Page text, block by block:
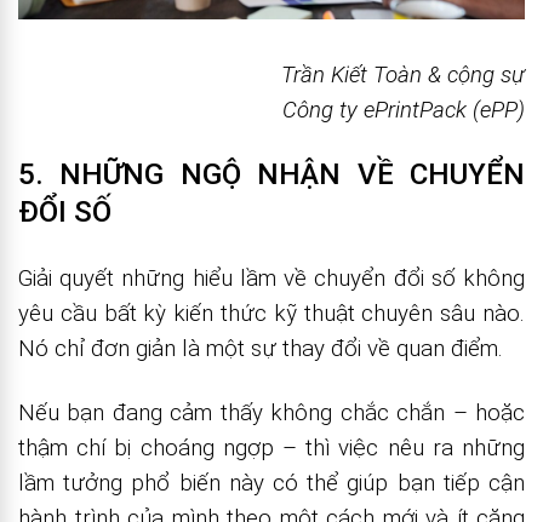
Trần Kiết Toàn & cộng sự
Công ty ePrintPack (ePP)
5. NHỮNG NGỘ NHẬN VỀ CHUYỂN
ĐỔI SỐ
Giải quyết những hiểu lầm về chuyển đổi số không
yêu cầu bất kỳ kiến thức kỹ thuật chuyên sâu nào.
Nó chỉ đơn giản là một sự thay đổi về quan điểm.
Nếu bạn đang cảm thấy không chắc chắn – hoặc
thậm chí bị choáng ngợp – thì việc nêu ra những
lầm tưởng phổ biến này có thể giúp bạn tiếp cận